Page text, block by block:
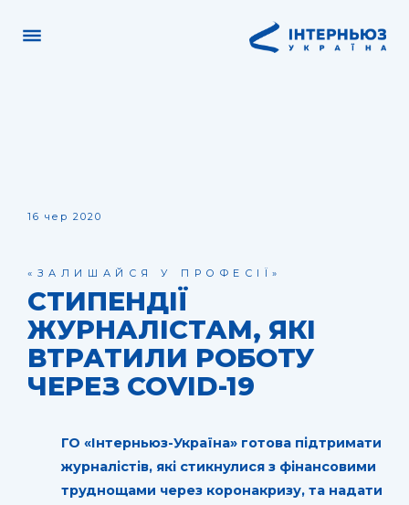
16 чер 2020
«ЗАЛИШАЙСЯ У ПРОФЕСІЇ»
СТИПЕНДІЇ
ЖУРНАЛІСТАМ, ЯКІ
ВТРАТИЛИ РОБОТУ
ЧЕРЕЗ COVID-19
ГО «Інтерньюз-Україна» готова підтримати
журналістів, які стикнулися з фінансовими
труднощами через коронакризу, та надати